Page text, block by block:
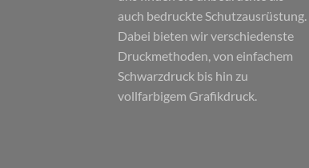
auch bedruckte Schutzausrüstung.
Dabei bieten wir verschiedenste
Druckmethoden, von einfachem
Schwarzdruck bis hin zu
vollfarbigem Grafikdruck.